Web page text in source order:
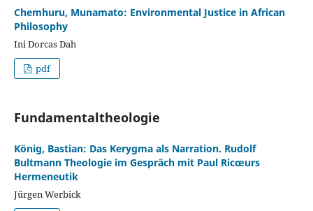
Chemhuru, Munamato: Environmental Justice in African
Philosophy
Ini Dorcas Dah
pdf
Fundamentaltheologie
König, Bastian: Das Kerygma als Narration. Rudolf
Bultmann Theologie im Gespräch mit Paul Ricœurs
Hermeneutik
Jürgen Werbick